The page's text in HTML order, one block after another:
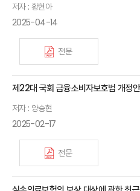
저자 : 황현아
2025-04-14
전문
제22대 국회 금융소비자보호법 개정
저자 : 양승현
2025-02-17
전문